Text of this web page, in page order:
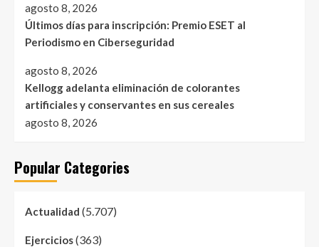
agosto 8, 2026
Últimos días para inscripción: Premio ESET al
Periodismo en Ciberseguridad
agosto 8, 2026
Kellogg adelanta eliminación de colorantes
artificiales y conservantes en sus cereales
agosto 8, 2026
Popular Categories
Actualidad (5.707)
Ejercicios(363)